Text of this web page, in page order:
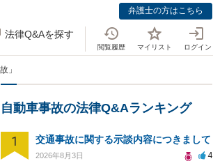
弁護士の方はこちら
法律Q&Aを探す
閲覧履歴 マイリスト ログイン
」
自動車事故の法律Q&Aランキング
1 交通事故に関する示談内容につきまして
2026年8月3日 4